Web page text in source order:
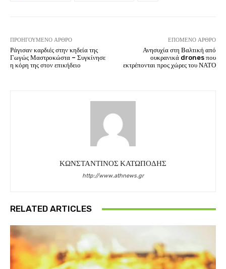
ΠΡΟΗΓΟΎΜΕΝΟ ΆΡΘΡΟ
Ράγισαν καρδιές στην κηδεία της
Γωγώς Μαστροκώστα – Συγκίνησε
η κόρη της στον επικήδειο
ΕΠΌΜΕΝΟ ΆΡΘΡΟ
Ανησυχία στη Βαλτική από
ουκρανικά drones που
εκτρέπονται προς χώρες του ΝΑΤΟ
ΚΩΝΣΤΑΝΤΙΝΟΣ ΚΑΤΩΠΟΔΗΣ
http://www.athnews.gr
RELATED ARTICLES